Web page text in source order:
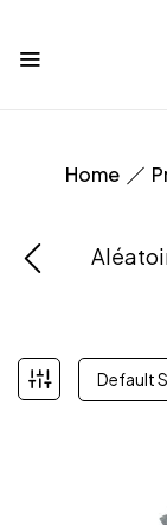
Home
Default